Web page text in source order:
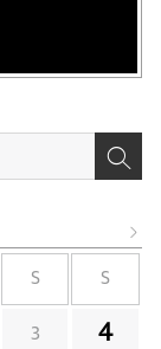
S S
3 4